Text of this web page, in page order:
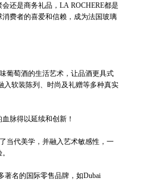
还是商务礼品，LA ROCHERE都是
费者的喜爱和信赖，成为法国玻璃
葡萄酒的生活艺术，让品酒更具式
软装陈列、时尚及礼赠等多种真实
脉得以延续和创新！
当代美学，并融入艺术敏感性，一
著名的国际零售品牌，如Dubai